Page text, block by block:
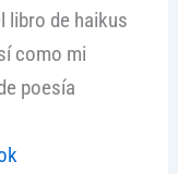
libro de haikus
como mi
poesía